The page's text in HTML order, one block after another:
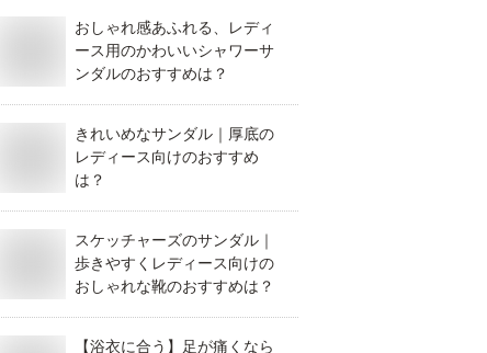
おしゃれ感あふれる、レディ
ース用のかわいいシャワーサ
ンダルのおすすめは？
きれいめなサンダル｜厚底の
レディース向けのおすすめ
は？
スケッチャーズのサンダル｜
歩きやすくレディース向けの
おしゃれな靴のおすすめは？
【浴衣に合う】足が痛くなら